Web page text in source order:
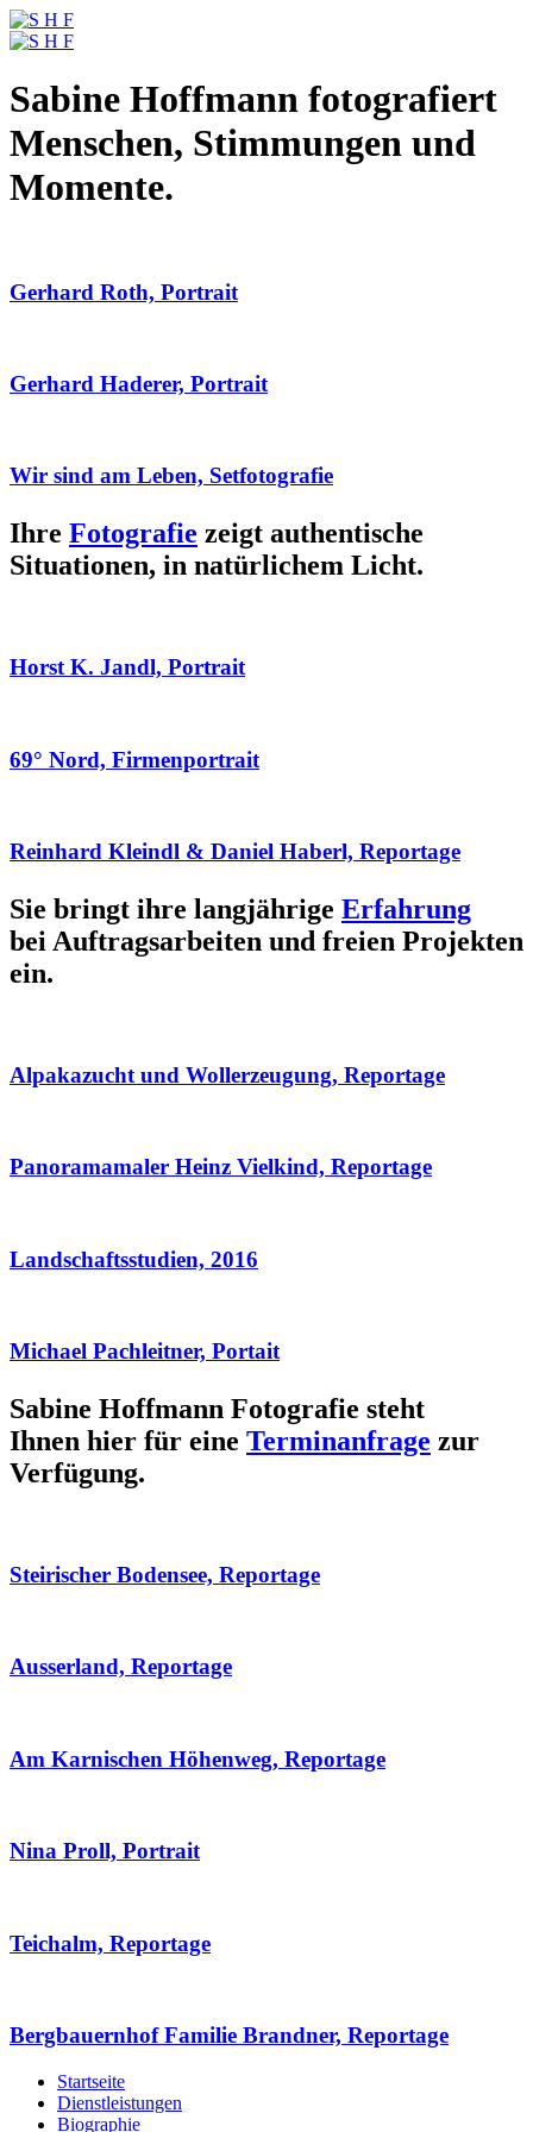
Sabine Hoffmann fotografiert
Menschen, Stimmungen und
Momente.
Gerhard Roth, Portrait
Gerhard Haderer, Portrait
Wir sind am Leben, Setfotografie
Ihre Fotografie zeigt authentische
Situationen, in natürlichem Licht.
Horst K. Jandl, Portrait
69° Nord, Firmenportrait
Reinhard Kleindl & Daniel Haberl, Reportage
Sie bringt ihre langjährige Erfahrung
bei Auftragsarbeiten und freien Projekten
ein.
Alpakazucht und Wollerzeugung, Reportage
Panoramamaler Heinz Vielkind, Reportage
Landschaftsstudien, 2016
Michael Pachleitner, Portait
Sabine Hoffmann Fotografie steht
Ihnen hier für eine Terminanfrage zur
Verfügung.
Steirischer Bodensee, Reportage
Ausserland, Reportage
Am Karnischen Höhenweg, Reportage
Nina Proll, Portrait
Teichalm, Reportage
Bergbauernhof Familie Brandner, Reportage
Startseite
Dienstleistungen
Biographie